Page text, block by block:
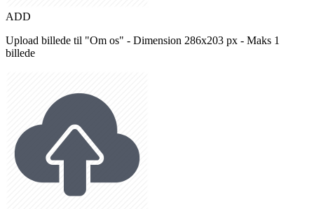
ADD
Upload billede til "Om os" - Dimension 286x203 px - Maks 1
billede